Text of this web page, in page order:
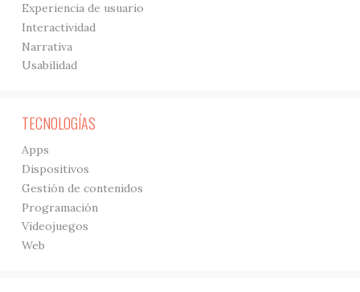
Experiencia de usuario
Interactividad
Narrativa
Usabilidad
TECNOLOGÍAS
Apps
Dispositivos
Gestión de contenidos
Programación
Videojuegos
Web